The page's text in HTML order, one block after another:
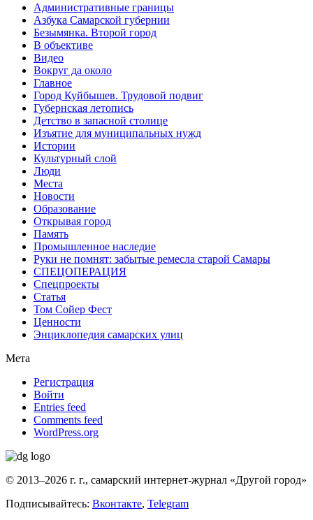
Административные границы
Азбука Самарской губернии
Безымянка. Второй город
В объективе
Видео
Вокруг да около
Главное
Город Куйбышев. Трудовой подвиг
Губернская летопись
Детство в запасной столице
Изъятие для муниципальных нужд
Истории
Культурный слой
Люди
Места
Новости
Образование
Открывая город
Память
Промышленное наследие
Руки не помнят: забытые ремесла старой Самары
СПЕЦОПЕРАЦИЯ
Спецпроекты
Статья
Том Сойер Фест
Ценности
Энциклопедия самарских улиц
Мета
Регистрация
Войти
Entries feed
Comments feed
WordPress.org
© 2013–2026 г. г., самарский интернет-журнал «Другой город»
Подписывайтесь: Вконтакте, Telegram